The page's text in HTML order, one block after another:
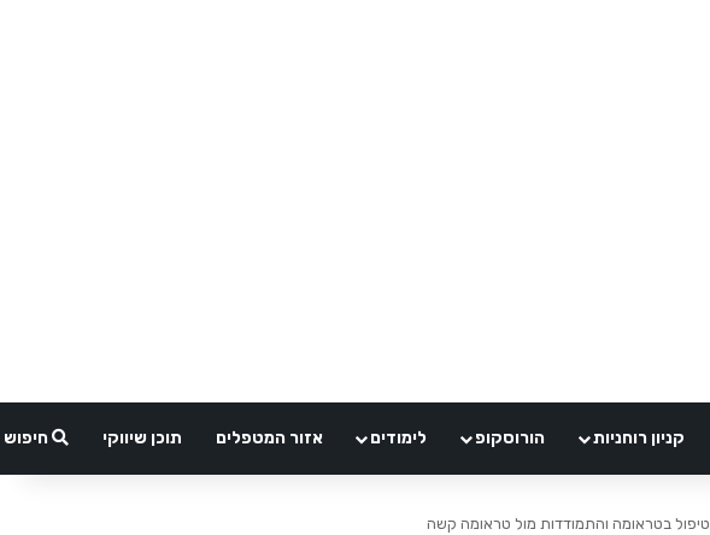
קניון רוחניות הורוסקופ לימודים אזור המטפלים תוכן שיווקי חיפוש
טיפול בטראומה והתמודדות מול טראומה קשה